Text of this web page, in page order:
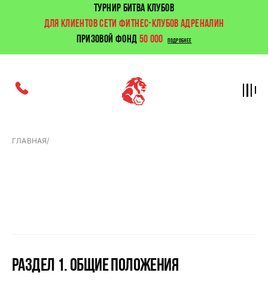
ТУРНИР БИТВА КЛУБОВ
ДЛЯ КЛИЕНТОВ СЕТИ ФИТНЕС-КЛУБОВ АДРЕНАЛИН
ПРИЗОВОЙ ФОНД 50 000 ПОДРОБНЕЕ
ГЛАВНАЯ/
Раздел 1. Общие положения